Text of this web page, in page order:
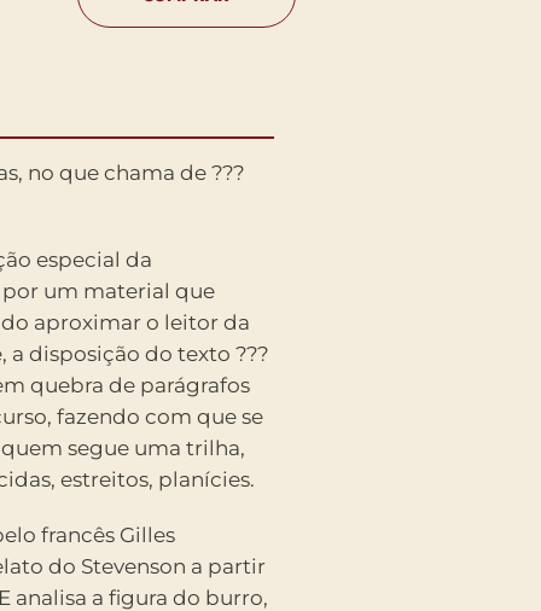
no que chama de ???
especial da
por um material que
aproximar o leitor da
disposição do texto ???
quebra de parágrafos
fazendo com que se
segue uma trilha,
estreitos, planícies.
francês Gilles
do Stevenson a partir
analisa a figura do burro,